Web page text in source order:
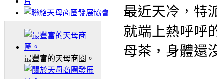
最豐富的天母商圈。
最近天冷，特
就端上熱呼呼
母茶，身體還